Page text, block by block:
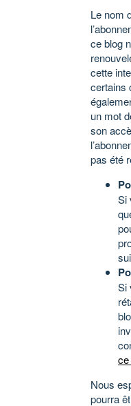
Le nom
ce blog
cette
certains
un mot
son
pas été
Si
Si
ce
Nous
pourra